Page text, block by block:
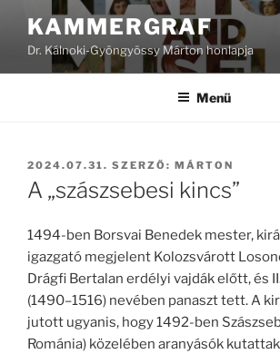
Tartalomhoz
KAMMERGRAF
Dr. Kálnoki-Gyöngyössy Márton honlapja
Menü
BEKÜLDVE:
2024.07.31. SZERZŐ: MÁRTON
A „szászsebesi kincs”
1494-ben Borsvai Benedek mester,
igazgató megjelent Kolozsvárott
Drágfi Bertalan erdélyi vajdák előtt, és
(1490–1516) nevében panaszt tett. A
jutott ugyanis, hogy 1492-ben
Románia) közelében aranyásók